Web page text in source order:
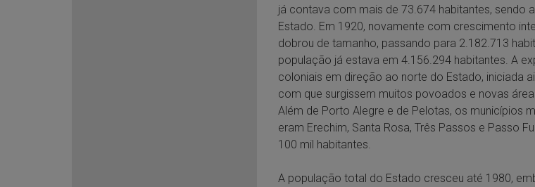
já contava com mais de 73.674 habitantes, sendo
Estado. Em 1920, novamente com crescimento
dobrou de tamanho, passando para 2.182.713
população já estava em 4.156.294 habitantes. A
coloniais em direção ao norte do Estado, iniciada
com que surgissem muitos povoados e novas
Além de Porto Alegre e de Pelotas, os municípios
eram Erechim, Santa Rosa, Três Passos e Passo
100 mil habitantes.
A população total do Estado cresceu até 1980,